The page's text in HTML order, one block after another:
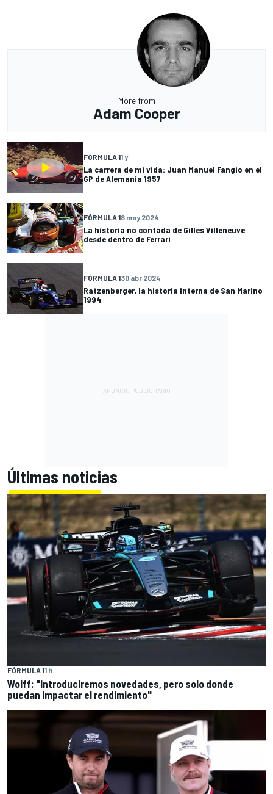
More from
Adam Cooper
FÓRMULA 11 y
La carrera de mi vida: Juan Manuel Fangio en el
GP de Alemania 1957
FÓRMULA 18 may 2024
La historia no contada de Gilles Villeneuve
desde dentro de Ferrari
FÓRMULA 130 abr 2024
Ratzenberger, la historia interna de San Marino
1994
Últimas noticias
FÓRMULA 11 h
Wolff: "Introduciremos novedades, pero solo donde
puedan impactar el rendimiento"